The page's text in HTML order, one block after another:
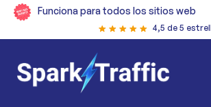
Funciona para todos los sitios web
4,5 de 5